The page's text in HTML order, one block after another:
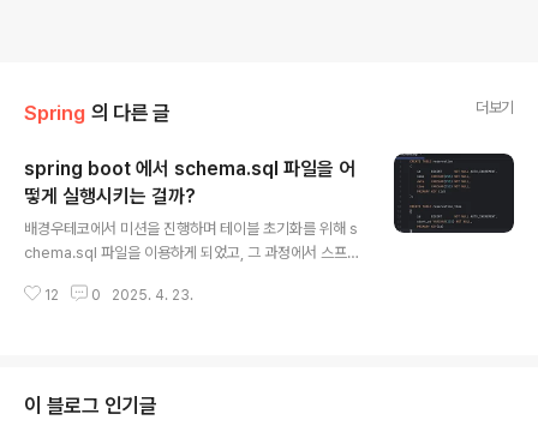
Spring 의 다른 글 더보기
spring boot 에서 schema.sql 파일을 어
떻게 실행시키는 걸까?
배경우테코에서 미션을 진행하며 테이블 초기화를 위해 s
chema.sql 파일을 이용하게 되었고, 그 과정에서 스프링
금해져 디버깅을 통해 알아보고자 이 글을 작성하게 되었
ScriptDatabaseInitializer.class})@ConditionalOn
SingleCandidate(DataSource.class)@Condition
12 0 2025. 4. 23.
이 블로그 인기글